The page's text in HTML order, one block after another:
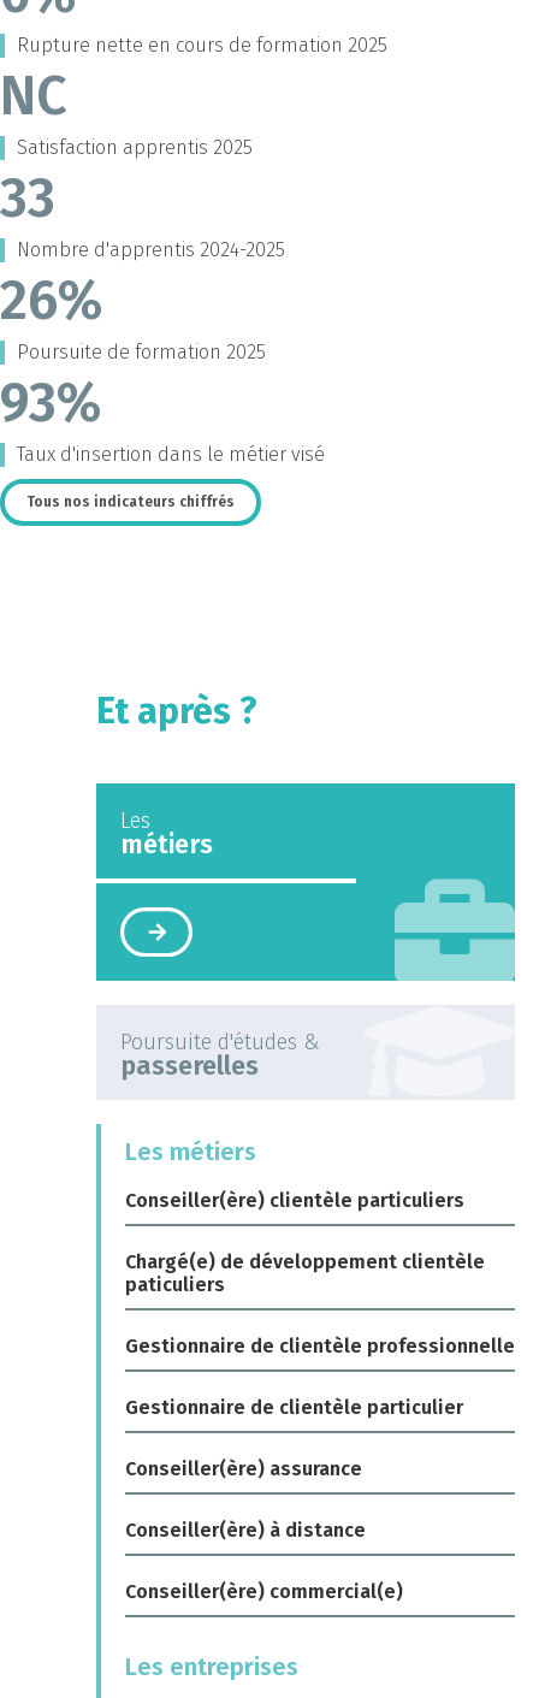
Rupture nette en cours de formation 2025
NC
Satisfaction apprentis 2025
33
Nombre d'apprentis 2024-2025
26%
Poursuite de formation 2025
93%
Taux d'insertion dans le métier visé
Tous nos indicateurs chiffrés
Et après ?
Les
métiers
Poursuite d'études &
passerelles
Les métiers
Conseiller(ère) clientèle particuliers
Chargé(e) de développement clientèle
paticuliers
Gestionnaire de clientèle professionnelle
Gestionnaire de clientèle particulier
Conseiller(ère) assurance
Conseiller(ère) à distance
Conseiller(ère) commercial(e)
Les entreprises